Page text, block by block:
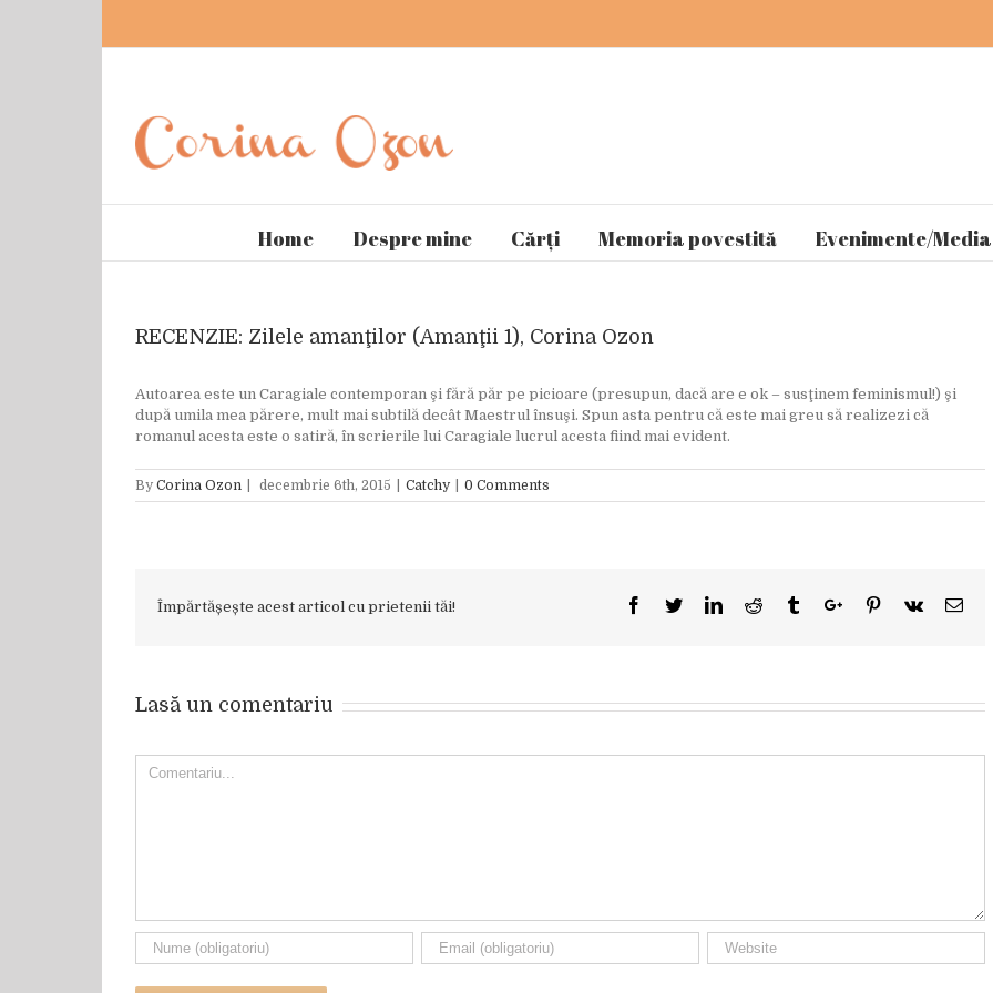
Home Despre mine Cărți Memoria povestită Evenimente/Media
RECENZIE: Zilele amanţilor (Amanţii 1), Corina Ozon
Autoarea este un Caragiale contemporan şi fără păr pe picioare (presupun, dacă are e ok – susţinem feminismul!) şi
după umila mea părere, mult mai subtilă decât Maestrul însuşi. Spun asta pentru că este mai greu să realizezi că
romanul acesta este o satiră, în scrierile lui Caragiale lucrul acesta fiind mai evident.
By Corina Ozon decembrie 6th, 2015 Catchy 0 Comments
Împărtășește acest articol cu prietenii tăi! Facebook
TwitterLinkedinReddit TumblrGoogle+Pinterest
Vk
Lasă un comentariu
Comment